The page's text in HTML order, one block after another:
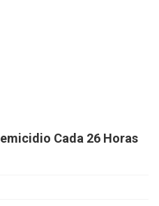
Cada 26 Horas